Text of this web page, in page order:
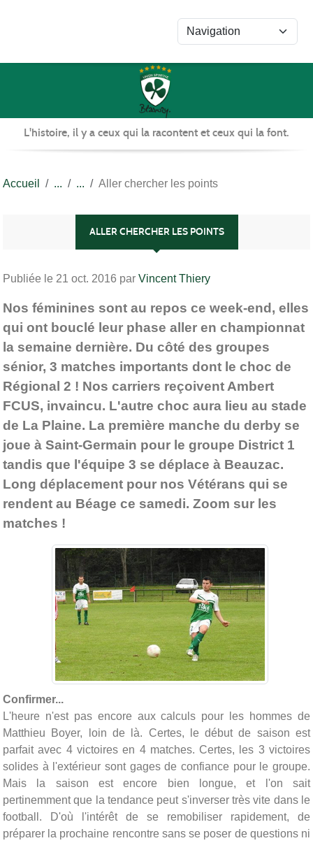
L'histoire, il y a ceux qui la racontent et ceux qui la font.
Accueil Aller chercher les points
ALLER CHERCHER LES POINTS
Publiée le 21 oct. 2016 par Vincent Thiery
Nos féminines sont au repos ce week-end, elles
qui ont bouclé leur phase aller en championnat
la semaine dernière. Du côté des groupes
sénior, 3 matches importants dont le choc de
Régional 2 ! Nos carriers reçoivent Ambert
FCUS, invaincu. L'autre choc aura lieu au stade
de La Plaine. La première manche du derby se
joue à Saint-Germain pour le groupe District 1
tandis que l'équipe 3 se déplace à Beauzac.
Long déplacement pour nos Vétérans qui se
rendent au Béage ce samedi. Zoom sur les
matches !
Confirmer...
L'heure n'est pas encore aux calculs pour les hommes de
Matthieu Boyer, loin de là. Certes, le début de saison est
parfait avec 4 victoires en 4 matches. Certes, les 3 victoires
solides à l'extérieur sont gages de confiance pour le groupe.
Mais la saison est encore bien longue, et l'on sait
pertinemment que la tendance peut s'inverser très vite dans le
football. D'où l'intérêt de se remobiliser rapidement, de
préparer la prochaine rencontre sans se poser de questions ni